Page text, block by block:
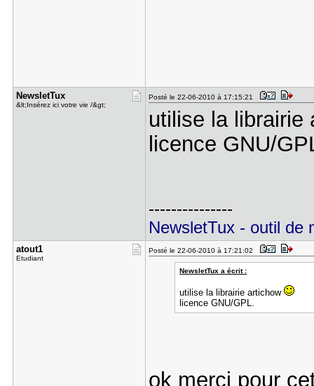
NewsletTux
&lt;Insérez ici votre vie /&gt;
Posté le 22-06-2010 à 17:15:21
utilise la
licence GNU/
---------------
NewsletTux - outil de
atout1
Etudiant
Posté le 22-06-2010 à 17:21:02
NewsletTux a écrit :
utilise la librairie artichow
licence GNU/GPL.
ok merci pour